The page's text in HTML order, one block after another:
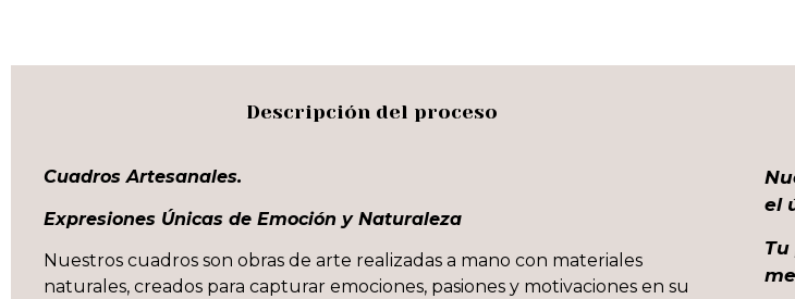
Descripción del proceso
Cuadros Artesanales.
Expresiones Únicas de Emoción y Naturaleza
Nuestros cuadros son obras de arte realizadas a mano con materiales
naturales, creados para capturar emociones, pasiones y motivaciones en su
el